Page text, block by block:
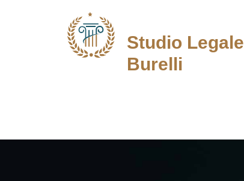
Studio Legale
Burelli